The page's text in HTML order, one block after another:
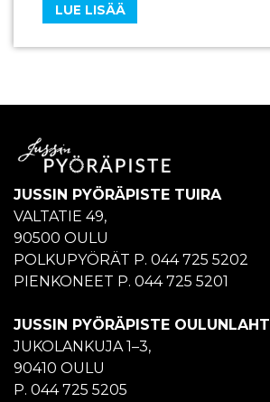
LUE LISÄÄ
JUSSIN PYÖRÄPISTE TUIRA
VALTATIE 49,
90500 OULU
POLKUPYÖRÄT P. 044 725 5202
PIENKONEET P. 044 725 5201
JUSSIN PYÖRÄPISTE OULUNLAHTI
JUKOLANKUJA 1–3,
90410 OULU
P. 044 725 5205